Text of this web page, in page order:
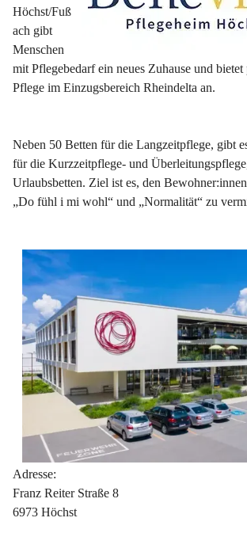
Höchst/Fuß
ach gibt
Menschen
mit Pflegebedarf ein neues Zuhause und
Pflege im Einzugsbereich Rheindelta an.
Neben 50 Betten für die Langzeitpflege, gibt
für die Kurzzeitpflege- und
Urlaubsbetten. Ziel ist es, den
„Do fühl i mi wohl“ und „Normalität“ zu
Adresse:
Franz Reiter Straße 8
6973 Höchst